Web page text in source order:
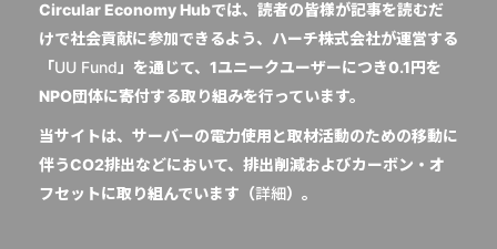
Circular Economy Hubでは、読者の皆様が記事を読むだ
けで社会貢献に参加できるよう、ハーチ株式会社が運営する
「UU Fund 」を通じて、1ユニークユーザーにつき0.1円を
NPO団体に寄付する取り組みを行っています。
当サイトは、サーバーの電力使用と取材活動のための移動に
伴うCO2排出などにおいて、排出削減およびカーボン・オ
フセットに取り組んでいます（詳細）。